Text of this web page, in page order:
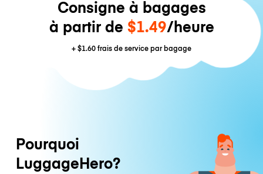
Consigne à bagages
à partir de $1.49/heure
+$1.60frais de service par bagage
Pourquoi
LuggageHero?